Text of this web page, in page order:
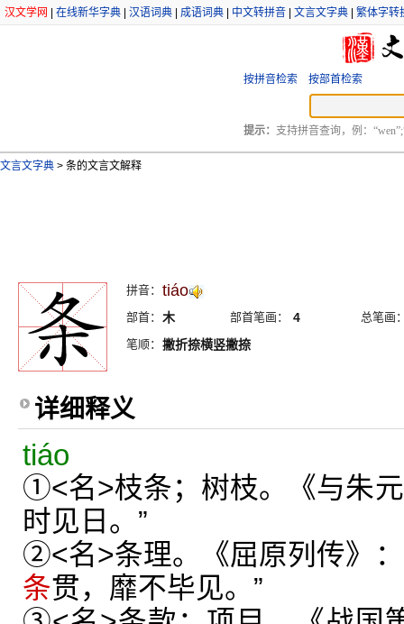
汉文学网 在线新华字典 汉语词典 成语词典 中文转拼音 文言文字典 繁体字转
按拼音检索 按部首检索
提示： 支持拼音查询，例：
文言文字典 > 条的文言文解释
拼音： tiáo
部首： 木 部首笔画： 4
总笔画
笔顺： 撇折捺横竖撇捺
详细释义
tiáo
①<名>枝条；树枝。《与朱
时见日。”
②<名>条理。《屈原列传》
条贯，靡不毕见。”